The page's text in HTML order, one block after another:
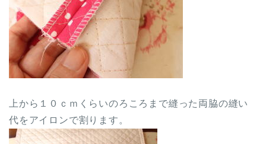
上から１０ｃｍくらいのろころまで縫った両脇の縫い
代をアイロンで割ります。